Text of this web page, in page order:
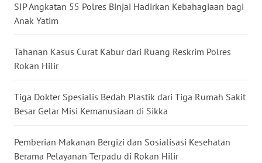
SIP Angkatan 55 Polres Binjai Hadirkan Kebahagiaan bagi
Anak Yatim
Tahanan Kasus Curat Kabur dari Ruang Reskrim Polres
Rokan Hilir
Tiga Dokter Spesialis Bedah Plastik dari Tiga Rumah Sakit
Besar Gelar Misi Kemanusiaan di Sikka
Pemberian Makanan Bergizi dan Sosialisasi Kesehatan
Berama Pelayanan Terpadu di Rokan Hilir
WN
KALTIM
WN
SULSEL
WN
GORONTALO
WN
SULUT